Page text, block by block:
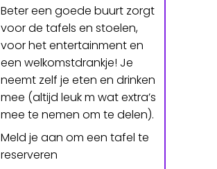
Beter een goede buurt zorgt
voor de tafels en stoelen,
voor het entertainment en
een welkomstdrankje! Je
neemt zelf je eten en drinken
mee (altijd leuk m wat extra’s
mee te nemen om te delen).
Meld je aan om een tafel te
reserveren